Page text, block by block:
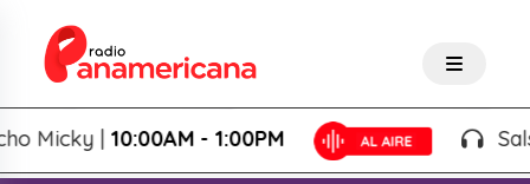
|10:00AM - 1:00PM Salsa